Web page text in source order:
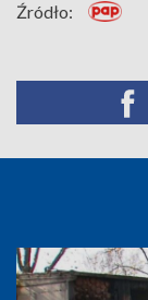
Źródło: